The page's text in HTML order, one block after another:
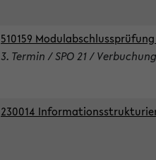
510159
3. Termin / SPO 21 /
230014